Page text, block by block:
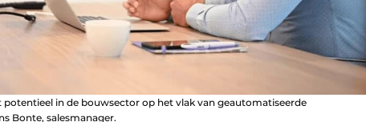
in de bouwsector op het vlak van geautomatiseerde
Bonte, salesmanager.